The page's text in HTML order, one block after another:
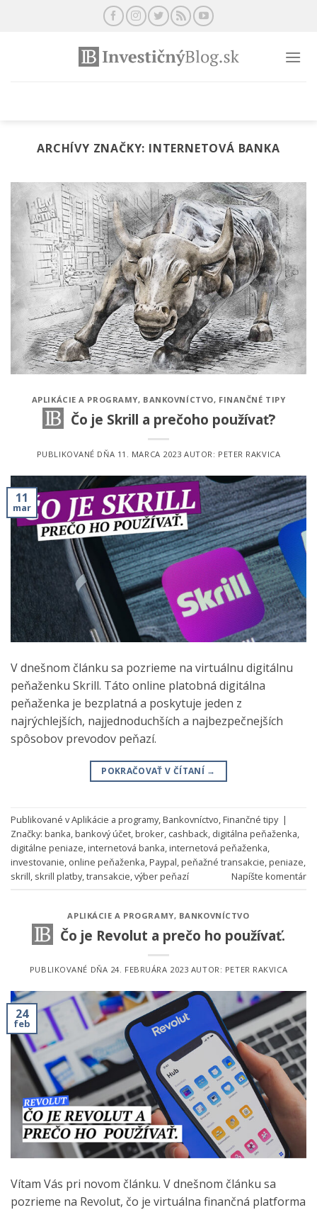
ARCHÍVY ZNAČKY: INTERNETOVÁ BANKA
APLIKÁCIE A PROGRAMY, BANKOVNÍCTVO, FINANČNÉ TIPY
Čo je Skrill a prečoho používať?
PUBLIKOVANÉ DŇA 11. MARCA 2023 AUTOR: PETER RAKVICA
11
mar
V dnešnom článku sa pozrieme na virtuálnu digitálnu
peňaženku Skrill. Táto online platobná digitálna
peňaženka je bezplatná a poskytuje jeden z
najrýchlejších, najjednoduchších a najbezpečnejších
spôsobov prevodov peňazí.
POKRAČOVAŤ V ČÍTANÍ →
Publikované vAplikácie a programy,Bankovníctvo,Finančné tipy |
Značky: banka,bankový účet,broker, cashback, digitálna peňaženka,
digitálne peniaze,internetová banka,internetová peňaženka,
investovanie, online peňaženka,Paypal,peňažné transakcie,peniaze,
skrill, skrill platby,transakcie,výber peňazí Napíšte komentár
APLIKÁCIE A PROGRAMY, BANKOVNÍCTVO
Čo je Revolut a prečo ho používať.
PUBLIKOVANÉ DŇA 24. FEBRUÁRA 2023 AUTOR: PETER RAKVICA
24
feb
Vítam Vás pri novom článku. V dnešnom článku sa
pozrieme na Revolut, čo je virtuálna finančná platforma